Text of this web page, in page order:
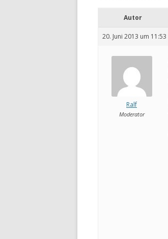
Autor
20. Juni 2013 um 11:53
Ralf
Moderator